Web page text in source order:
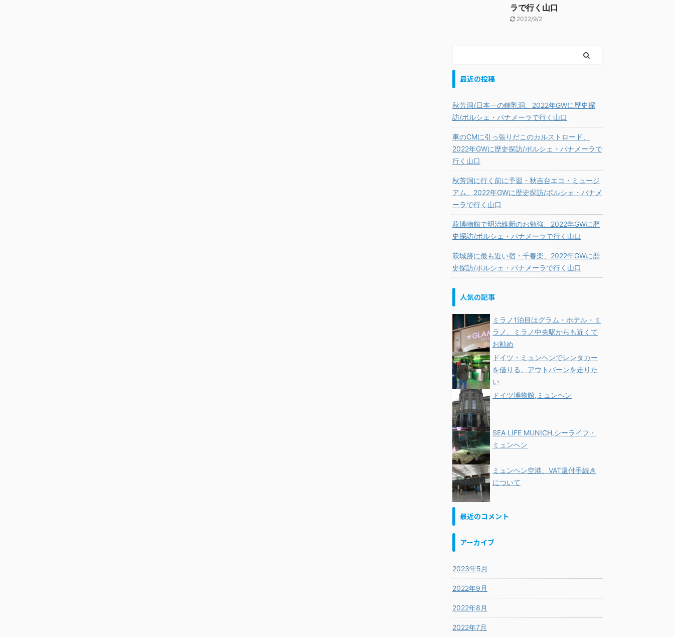
ラで行く山口
2022/9/2
最近の投稿
秋芳洞/日本一の鍾乳洞、2022年GWに歴史探
訪/ポルシェ・パナメーラで行く山口
車のCMに引っ張りだこのカルストロード、
2022年GWに歴史探訪/ポルシェ・パナメーラで
行く山口
秋芳洞に行く前に予習・秋吉台エコ・ミュージ
アム、2022年GWに歴史探訪/ポルシェ・パナメ
ーラで行く山口
萩博物館で明治維新のお勉強、2022年GWに歴
史探訪/ポルシェ・パナメーラで行く山口
萩城跡に最も近い宿・千春楽、2022年GWに歴
史探訪/ポルシェ・パナメーラで行く山口
人気の記事
ミラノ1泊目はグラム・ホテル・ミ
ラノ、ミラノ中央駅からも近くて
お勧め
ドイツ・ミュンヘンでレンタカー
を借りる、アウトバーンを走りた
い
ドイツ博物館,ミュンヘン
SEA LIFE MUNICH,シーライフ・
ミュンヘン
ミュンヘン空港、VAT還付手続き
について
最近のコメント
アーカイブ
2023年5月
2022年9月
2022年8月
2022年7月